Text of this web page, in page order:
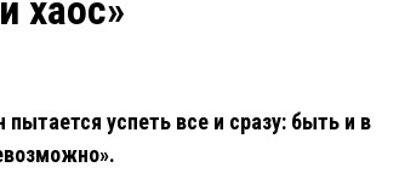
хаос»
успеть все и сразу: быть и в